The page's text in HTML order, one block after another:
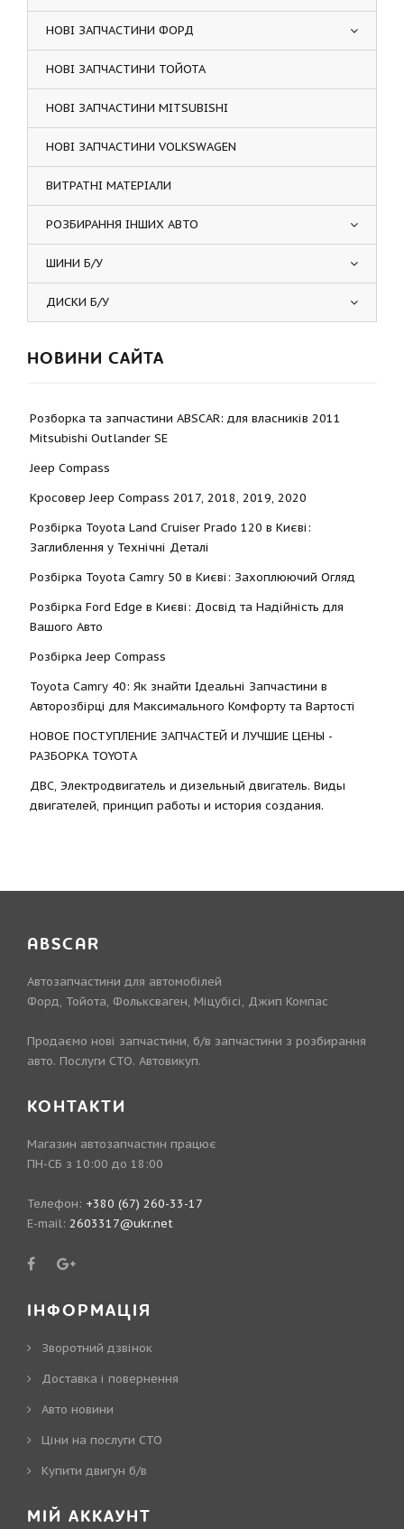
НОВІ ЗАПЧАСТИНИ ФОРД
НОВІ ЗАПЧАСТИНИ ТОЙОТА
НОВІ ЗАПЧАСТИНИ MITSUBISHI
НОВІ ЗАПЧАСТИНИ VOLKSWAGEN
ВИТРАТНІ МАТЕРІАЛИ
РОЗБИРАННЯ ІНШИХ АВТО
ШИНИ Б/У
ДИСКИ Б/У
НОВИНИ САЙТА
Розборка та запчастини ABSCAR: для власників 2011
Mitsubishi Outlander SE
Jeep Compass
Кросовер Jeep Compass 2017, 2018, 2019, 2020
Розбірка Toyota Land Cruiser Prado 120 в Києві:
Заглиблення у Технічні Деталі
Розбірка Toyota Camry 50 в Києві: Захоплюючий Огляд
Розбірка Ford Edge в Києві: Досвід та Надійність для
Вашого Авто
Розбірка Jeep Compass
Toyota Camry 40: Як знайти Ідеальні Запчастини в
Авторозбірці для Максимального Комфорту та Вартості
НОВОЕ ПОСТУПЛЕНИЕ ЗАПЧАСТЕЙ И ЛУЧШИЕ ЦЕНЫ -
РАЗБОРКА TOYOTА
ДВС, Электродвигатель и дизельный двигатель. Виды
двигателей, принцип работы и история создания.
ABSCAR
Автозапчастини для автомобілей
Форд, Тойота, Фольксваген, Міцубісі, Джип Компас
Продаємо нові запчастини, б/в запчастини з розбирання
авто. Послуги СТО. Автовикуп.
КОНТАКТИ
Магазин автозапчастин працює
ПН-СБ з 10:00 до 18:00
Телефон: +380 (67) 260-33-17
E-mail: 2603317@ukr.net
ІНФОРМАЦІЯ
Зворотний дзвінок
Доставка і повернення
Авто новини
Ціни на послуги СТО
Купити двигун б/в
МІЙ АККАУНТ